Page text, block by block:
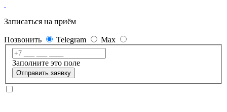
Записаться на приём
Позвонить Telegram Max
Заполните это поле
Отправить заявку